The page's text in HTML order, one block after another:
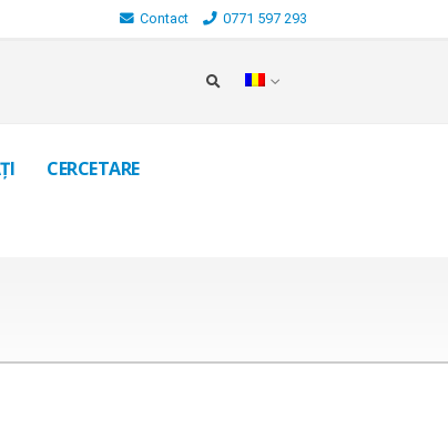
Contact 0771 597 293
CERCETARE